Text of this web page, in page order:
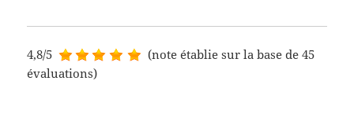
4,8/5
(note établie sur la base de 45
évaluations)